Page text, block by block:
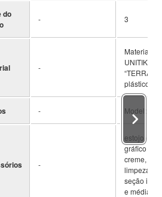
do
- 3
-
Material
UNITIKA
plástico
- Modelo
-
estojo de
gráfico de
creme,
limpeza,
seção
e média.